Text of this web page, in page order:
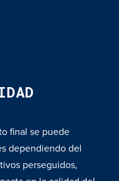
final se puede
dependiendo del
perseguidos,